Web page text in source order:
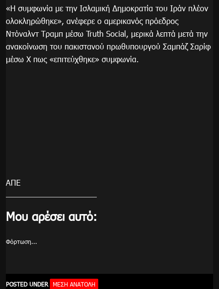
«Η συμφωνία με την Ισλαμική Δημοκρατία του Ιράν πλέον
ολοκληρώθηκε», ανέφερε ο αμερικανός πρόεδρος
Ντόναλντ Τραμπ μέσω Truth Social, μερικά λεπτά μετά την
ανακοίνωση του πακιστανού πρωθυπουργού Σαμπάζ Σαρίφ
μέσω X πως «επιτεύχθηκε» συμφωνία.
ΑΠΕ
Μου αρέσει αυτό:
Φόρτωση...
POSTED UNDER ΜΈΣΗ ΑΝΑΤΟΛΉ